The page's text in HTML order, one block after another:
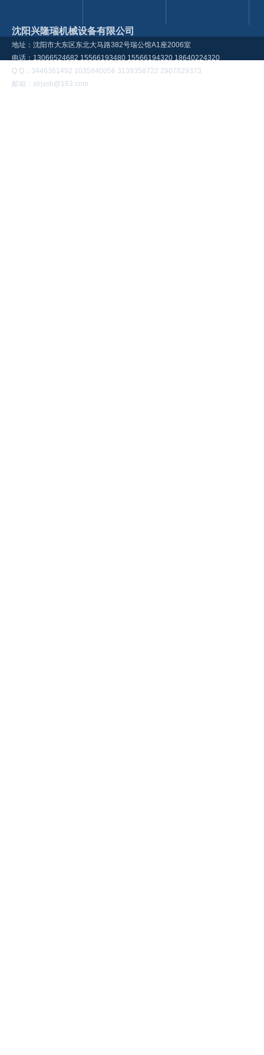
沈阳兴隆瑞机械设备有限公司
地址：沈阳市大东区东北大马路382号瑞公馆A1座2006室
电话：13066524682 15566193480 15566194320 18640224320
Q Q：3446361492 1035840056 3139358722 2907829373
邮箱：xlrjxsb@163.com